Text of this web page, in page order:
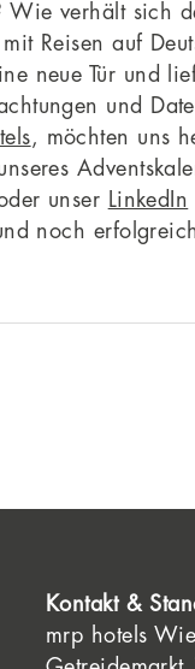
verhält sich
Reisen auf
neue Tür und
und
, möchten uns
unser LinkedIn
noch
Kontakt &
mrp hotels